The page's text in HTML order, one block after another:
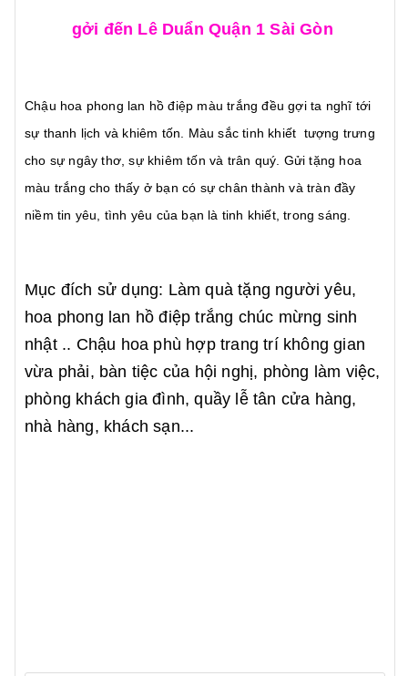
gởi đến Lê Duẩn Quận 1 Sài Gòn
Chậu hoa phong lan hồ điệp màu trắng đều gợi ta nghĩ tới
sự thanh lịch và khiêm tốn. Màu sắc tinh khiết tượng trưng
cho sự ngây thơ, sự khiêm tốn và trân quý. Gửi tặng hoa
màu trắng cho thấy ở bạn có sự chân thành và tràn đầy
niềm tin yêu, tình yêu của bạn là tinh khiết, trong sáng.
Mục đích sử dụng: Làm quà tặng người yêu,
hoa phong lan hồ điệp trắng chúc mừng sinh
nhật .. Chậu hoa phù hợp trang trí không gian
vừa phải, bàn tiệc của hội nghị, phòng làm việc,
phòng khách gia đình, quầy lễ tân cửa hàng,
nhà hàng, khách sạn...